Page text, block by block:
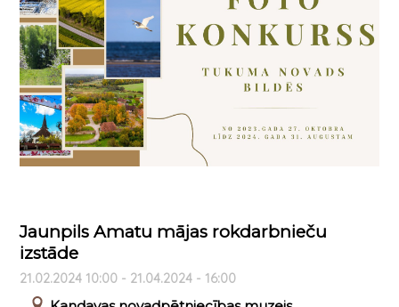
Jaunpils Amatu mājas rokdarbnieču
izstāde
21.02.2024 10:00 - 21.04.2024 - 16:00